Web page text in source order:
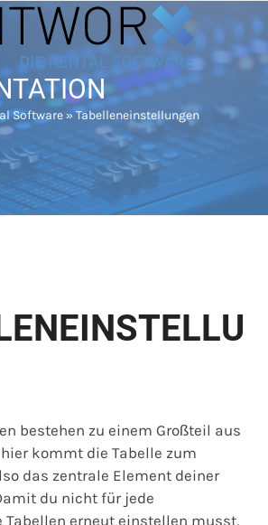
Software»Tabelleneinstellungen
bestehen zu einem Großteil aus
kommt die Tabelle zum
das zentrale Element deiner
du nicht für jede
Tabellen erneut einstellen musst,